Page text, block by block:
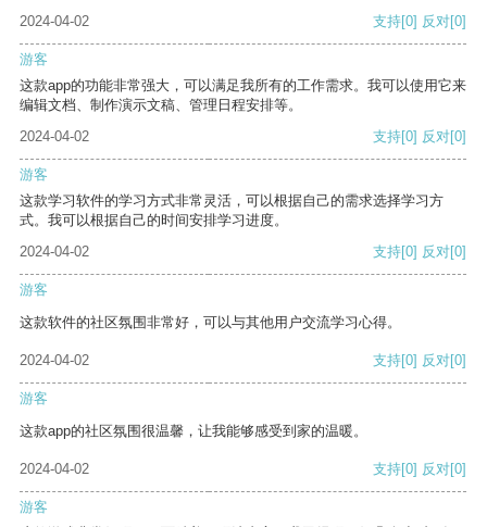
2024-04-02
支持[0] 反对[0]
游客
这款app的功能非常强大，可以满足我所有的工作需求。我可以使用它来
编辑文档、制作演示文稿、管理日程安排等。
2024-04-02
支持[0] 反对[0]
游客
这款学习软件的学习方式非常灵活，可以根据自己的需求选择学习方
式。我可以根据自己的时间安排学习进度。
2024-04-02
支持[0] 反对[0]
游客
这款软件的社区氛围非常好，可以与其他用户交流学习心得。
2024-04-02 支持[0] 反对[0]
游客
这款app的社区氛围很温馨，让我能够感受到家的温暖。
2024-04-02 支持[0] 反对[0]
游客